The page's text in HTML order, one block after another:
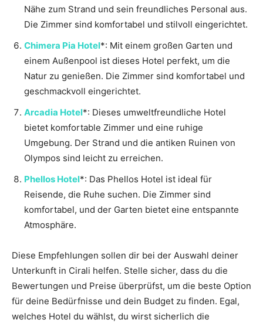
Nähe zum Strand und sein freundliches Personal aus.
Die Zimmer sind komfortabel und stilvoll eingerichtet.
Chimera Pia Hotel*: Mit einem großen Garten und
einem Außenpool ist dieses Hotel perfekt, um die
Natur zu genießen. Die Zimmer sind komfortabel und
geschmackvoll eingerichtet.
Arcadia Hotel*: Dieses umweltfreundliche Hotel
bietet komfortable Zimmer und eine ruhige
Umgebung. Der Strand und die antiken Ruinen von
Olympos sind leicht zu erreichen.
Phellos Hotel*: Das Phellos Hotel ist ideal für
Reisende, die Ruhe suchen. Die Zimmer sind
komfortabel, und der Garten bietet eine entspannte
Atmosphäre.
Diese Empfehlungen sollen dir bei der Auswahl deiner
Unterkunft in Cirali helfen. Stelle sicher, dass du die
Bewertungen und Preise überprüfst, um die beste Option
für deine Bedürfnisse und dein Budget zu finden. Egal,
welches Hotel du wählst, du wirst sicherlich die